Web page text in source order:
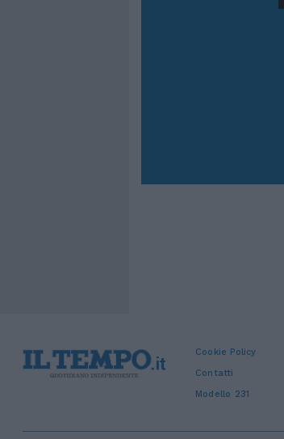
Cookie Policy
Contatti
Modello 231